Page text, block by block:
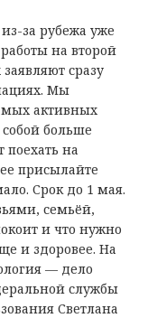
из-за рубежа уже
на второй
сразу
Мы
активных
собой больше
поехать на
присылайте
Срок до 1 мая.
семьёй,
и что нужно
и здоровее. На
— дело
службы
Светлана